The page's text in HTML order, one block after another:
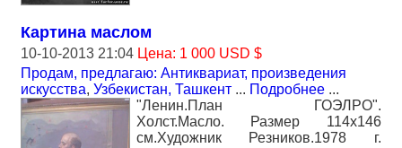
Картина маслом
10-10-2013 21:04 Цена: 1 000 USD $
Продам, предлагаю: Антиквариат, произведения
искусства, Узбекистан, Ташкент ... Подробнее ...
"Ленин.План ГОЭЛРО".
Холст.Масло. Размер 114х146
см.Художник Резников.1978 г.